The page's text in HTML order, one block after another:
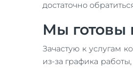
достаточно
Мы готовы
Зачастую к услугам
из-за графика